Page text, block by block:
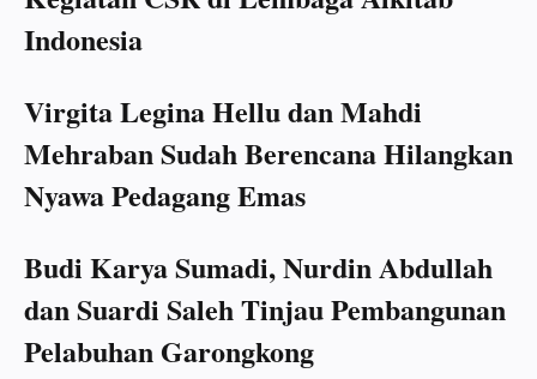
Indonesia
Virgita Legina Hellu dan Mahdi
Mehraban Sudah Berencana Hilangkan
Nyawa Pedagang Emas
Budi Karya Sumadi, Nurdin Abdullah
dan Suardi Saleh Tinjau Pembangunan
Pelabuhan Garongkong